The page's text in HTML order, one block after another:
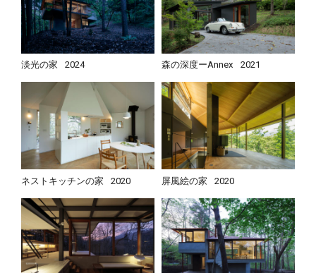
淡光の家 2024 森の深度ーAnnex 2021
ネストキッチンの家 2020 屏風絵の家 2020